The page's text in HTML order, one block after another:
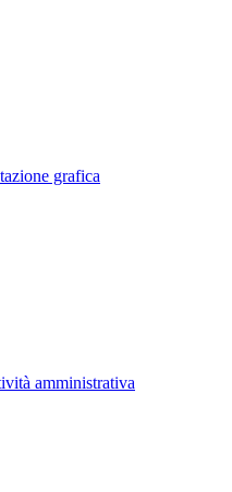
grafica
amministrativa